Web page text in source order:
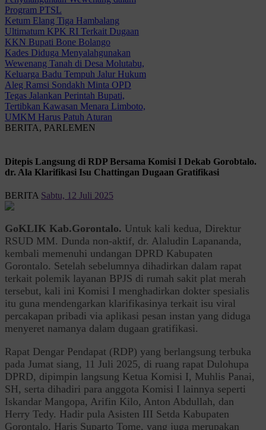
Program PTSL
Ketum Elang Tiga Hambalang
Ultimatum KPK RI Terkait Dugaan
KKN Bupati Bone Bolango
Kades Diduga Menyalahgunakan
Wewenang Tanah di Desa Molutabu,
Keluarga Badu Tempuh Jalur Hukum
Aleg Ramsi Sondakh Minta OPD
Tegas Jalankan Perintah Bupati,
Tertibkan Kawasan Menara Limboto,
UMKM Harus Patuh Aturan
BERITA, PARLEMEN
Ditepis Langsung di RDP Bersama Komisi I Dekab Gorobtalo.
dr. Ala Klarifikasi Isu Chattingan Dugaan Gratifikasi
BERITA Sabtu, 12 Juli 2025
GoKLIK Kab.Gorontalo. Untuk kali kedua, Direktur
RSUD MM. Dunda non-aktif, dr. Alaludin Lapananda,
kembali memenuhi undangan DPRD Kabupaten
Gorontalo. Setelah sebelumnya dihadirkan dalam rapat
terkait polemik layanan BPJS di rumah sakit plat merah
tersebut, kali ini Komisi I menghadirkan dokter spesialis
itu guna mendengarkan klarifikasinya terkait isu viral
percakapan pribadi via aplikasi pesan instan yang diduga
menyeret namanya dalam dugaan gratifikasi.
Rapat Dengar Pendapat (RDP) yang berlangsung terbuka
pada Jumat siang, 11 Juli 2025, di ruang rapat Dulohupa
DPRD, dipimpin langsung Ketua Komisi I, Muhlis Panai,
SH, serta dihadiri para anggota Komisi I lainnya seperti
Iskandar Mangopa, Arifin Kilo, Anton Abdullah, dan
Herry Tedy. Hadir pula Asisten III Setda Kabupaten
Gorontalo, Haris Suparto Tome, yang juga merupakan